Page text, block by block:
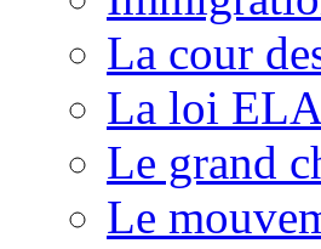
La cour
La loi
Le grand
Le